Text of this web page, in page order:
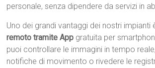
personale, senza dipendere da servizi in
Uno dei grandi vantaggi dei nostri impianti è
remoto tramite App gratuita per
puoi controllare le immagini in tempo
notifiche di movimento o rivedere le